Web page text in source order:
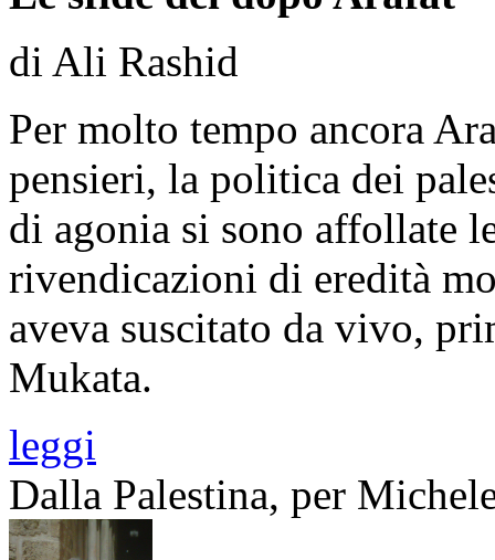
di Ali Rashid
Per molto tempo ancora
pensieri, la politica dei
di agonia si sono affollate
rivendicazioni di eredità
aveva suscitato da vivo,
Mukata.
leggi
Dalla Palestina, per